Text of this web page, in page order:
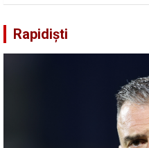
Rapidiști